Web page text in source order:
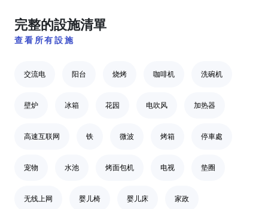
完整的設施清單
查看所有設施
交流电 阳台 烧烤 咖啡机 洗碗机
壁炉 冰箱 花园 电吹风 加热器
高速互联网 铁 微波 烤箱 停車處
宠物 水池 烤面包机 电视 垫圈
无线上网 婴儿椅 婴儿床 家政